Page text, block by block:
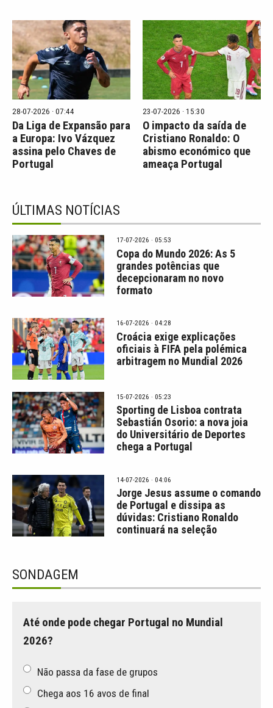
28-07-2026 · 07:44
Da Liga de Expansão para
a Europa: Ivo Vázquez
assina pelo Chaves de
Portugal
23-07-2026 · 15:30
O impacto da saída de
Cristiano Ronaldo: O
abismo económico que
ameaça Portugal
ÚLTIMAS NOTÍCIAS
17-07-2026 · 05:53
Copa do Mundo 2026: As 5
grandes potências que
decepcionaram no novo
formato
16-07-2026 · 04:28
Croácia exige explicações
oficiais à FIFA pela polémica
arbitragem no Mundial 2026
15-07-2026 · 05:23
Sporting de Lisboa contrata
Sebastián Osorio: a nova joia
do Universitário de Deportes
chega a Portugal
14-07-2026 · 04:06
Jorge Jesus assume o comando
de Portugal e dissipa as
dúvidas: Cristiano Ronaldo
continuará na seleção
SONDAGEM
Até onde pode chegar Portugal no Mundial
2026?
Não passa da fase de grupos
Chega aos 16 avos de final